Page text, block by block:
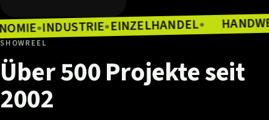
●INDUSTRIE●EINZELHANDEL●
SHOWREEL
Über500Projekteseit
2002